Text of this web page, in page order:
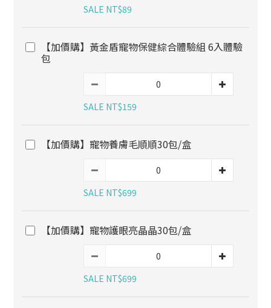
SALE NT$89
【加價購】黃金盾寵物保健綜合體驗組 6入體驗
包
SALE NT$159
【加價購】寵物養膚毛順順30包/盒
SALE NT$699
【加價購】寵物護眼亮晶晶30包/盒
SALE NT$699